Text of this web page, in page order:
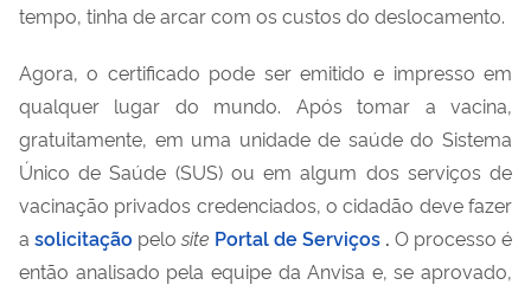
tempo, tinha de arcar com os custos do deslocamento.
Agora, o certificado pode ser emitido e impresso em
qualquer lugar do mundo. Após tomar a vacina,
gratuitamente, em uma unidade de saúde do Sistema
Único de Saúde (SUS) ou em algum dos serviços de
vacinação privados credenciados, o cidadão deve fazer
a solicitação pelo site Portal de Serviços . O processo é
então analisado pela equipe da Anvisa e, se aprovado,